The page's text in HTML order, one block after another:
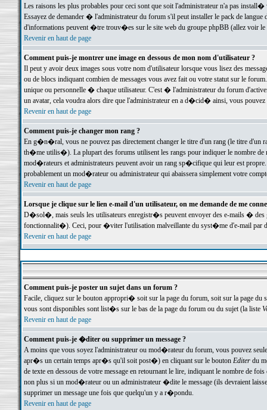
Les raisons les plus probables pour ceci sont que soit l'administrateur n'a pas
Essayez de demander � l'administrateur du forum s'il peut installer le pack de
d'informations peuvent �tre trouv�es sur le site web du groupe phpBB (allez voir le
Revenir en haut de page
Comment puis-je montrer une image en dessous de mon nom d'utilisateur ?
Il peut y avoir deux images sous votre nom d'utilisateur lorsque vous lisez des
ou de blocs indiquant combien de messages vous avez fait ou votre statut sur le
unique ou personnelle � chaque utilisateur. C'est � l'administrateur du forum
un avatar, cela voudra alors dire que l'administrateur en a d�cid� ainsi, vous
Revenir en haut de page
Comment puis-je changer mon rang ?
En g�n�ral, vous ne pouvez pas directement changer le titre d'un rang (le titre d'un
th�me utilis�). La plupart des forums utilisent les rangs pour indiquer le nombre de
mod�rateurs et administrateurs peuvent avoir un rang sp�cifique qui leur est
probablement un mod�rateur ou administrateur qui abaissera simplement votre
Revenir en haut de page
Lorsque je clique sur le lien e-mail d'un utilisateur, on me demande de me
D�sol�, mais seuls les utilisateurs enregistr�s peuvent envoyer des e-mails �
fonctionnalit�). Ceci, pour �viter l'utilisation malveillante du syst�me d'e-mail par
Revenir en haut de page
Comment puis-je poster un sujet dans un forum ?
Facile, cliquez sur le bouton appropri� soit sur la page du forum, soit sur la page du
vous sont disponibles sont list�s sur le bas de la page du forum ou du sujet (la liste
Revenir en haut de page
Comment puis-je �diter ou supprimer un message ?
A moins que vous soyez l'administrateur ou mod�rateur du forum, vous pouvez
apr�s un certain temps apr�s qu'il soit post�) en cliquant sur le bouton Editerdu
de texte en dessous de votre message en retournant le lire, indiquant le nombre
non plus si un mod�rateur ou un administrateur �dite le message (ils devraient
supprimer un message une fois que quelqu'un y a r�pondu.
Revenir en haut de page